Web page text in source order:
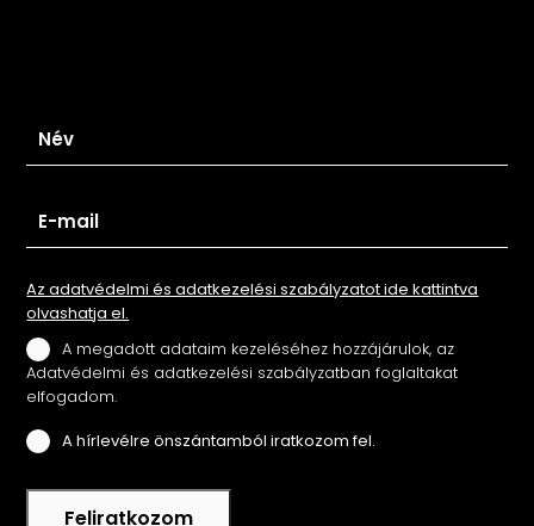
Az adatvédelmi és adatkezelési szabályzatot ide kattintva
olvashatja el.
A megadott adataim kezeléséhez hozzájárulok, az
Adatvédelmi és adatkezelési szabályzatban foglaltakat
elfogadom.
A hírlevélre önszántamból iratkozom fel.
Feliratkozom